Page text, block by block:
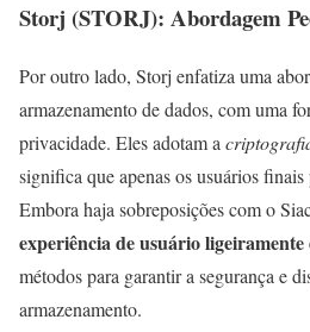
Storj (STORJ): Abordagem
Por outro lado, Storj enfatiza uma
armazenamento de dados, com uma
privacidade. Eles adotam a
significa que apenas os usuários finais
Embora haja sobreposições com o
experiência de usuário
métodos para garantir a segurança e
armazenamento.